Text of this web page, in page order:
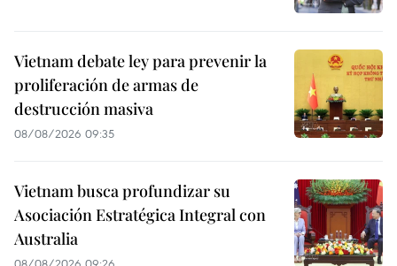
Vietnam debate ley para prevenir la
proliferación de armas de
destrucción masiva
08/08/2026 09:35
Vietnam busca profundizar su
Asociación Estratégica Integral con
Australia